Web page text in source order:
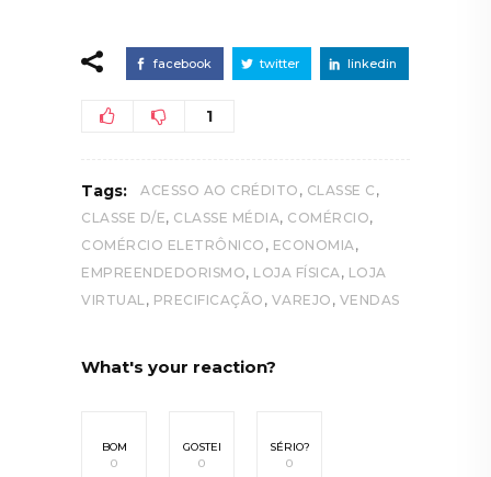
facebook twitter linkedin
1
Tags: ACESSO AO CRÉDITO , CLASSE C ,
CLASSE D/E, CLASSE MÉDIA, COMÉRCIO,
COMÉRCIO ELETRÔNICO , ECONOMIA ,
EMPREENDEDORISMO, LOJA FÍSICA , LOJA
VIRTUAL , PRECIFICAÇÃO , VAREJO , VENDAS
What's your reaction?
BOM
0
GOSTEI
0
SÉRIO?
0